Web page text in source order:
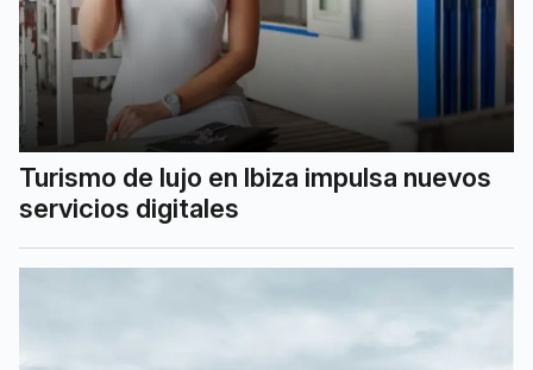
Turismo de lujo en Ibiza impulsa nuevos
servicios digitales